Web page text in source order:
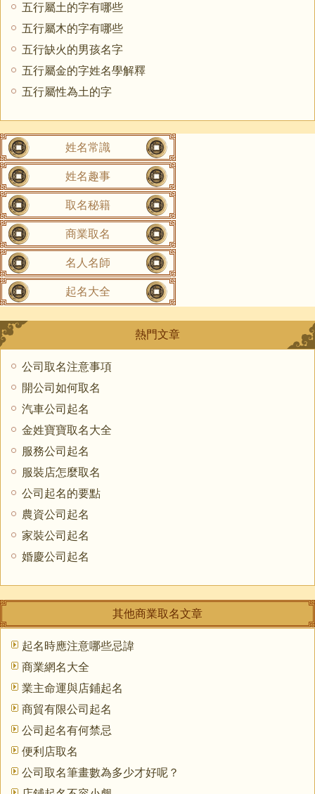
五行屬土的字有哪些
五行屬木的字有哪些
五行缺火的男孩名字
五行屬金的字姓名學解釋
五行屬性為土的字
姓名常識
姓名趣事
取名秘籍
商業取名
名人名師
起名大全
熱門文章
公司取名注意事項
開公司如何取名
汽車公司起名
金姓寶寶取名大全
服務公司起名
服裝店怎麼取名
公司起名的要點
農資公司起名
家裝公司起名
婚慶公司起名
其他商業取名文章
起名時應注意哪些忌諱
商業網名大全
業主命運與店鋪起名
商貿有限公司起名
公司起名有何禁忌
便利店取名
公司取名筆畫數為多少才好呢？